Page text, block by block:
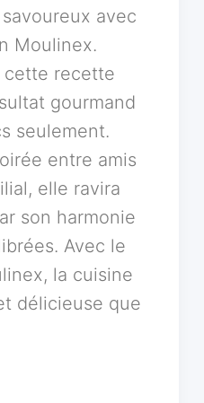
avec
Moulinex.
cette recette
gourmand
seulement.
entre amis
elle ravira
son harmonie
Avec le
la cuisine
délicieuse que